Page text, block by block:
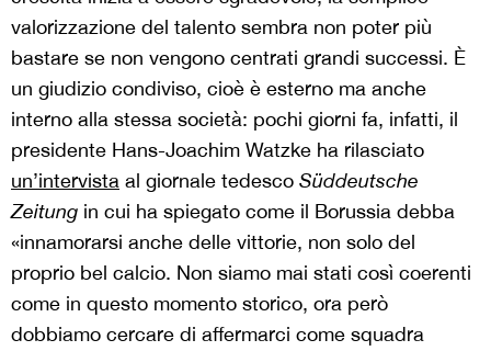
valorizzazione del talento sembra non poter più
bastare se non vengono centrati grandi successi. È
un giudizio condiviso, cioè è esterno ma anche
interno alla stessa società: pochi giorni fa, infatti, il
presidente Hans-Joachim Watzke ha rilasciato
un’intervista al giornale tedesco Süddeutsche
Zeitung in cui ha spiegato come il Borussia debba
«innamorarsi anche delle vittorie, non solo del
proprio bel calcio. Non siamo mai stati così coerenti
come in questo momento storico, ora però
dobbiamo cercare di affermarci come squadra